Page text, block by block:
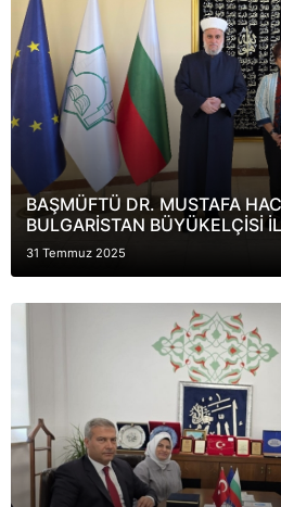
BAŞMÜFTÜ DR. MUSTAFA
BULGARİSTAN BÜYÜKELÇİSİ
31 Temmuz 2025